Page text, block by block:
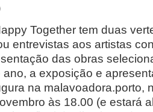
Together tem duas
entrevistas aos artistas
das obras
a exposição e
na malavoadora.porto,
às 18.00 (e estará